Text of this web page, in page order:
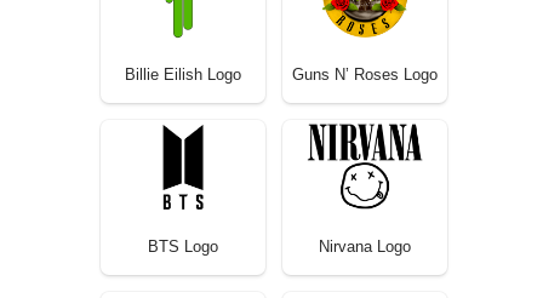
Billie Eilish Logo Guns N’ Roses Logo
BTS Logo Nirvana Logo